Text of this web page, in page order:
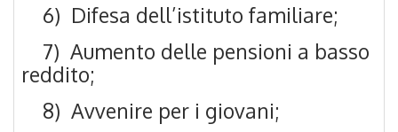
6) Difesa dell’istituto familiare;
7) Aumento delle pensioni a basso
reddito;
8) Avvenire per i giovani;